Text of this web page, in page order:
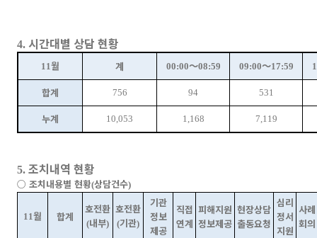
4. 시간대별 상담 현황
11월 계 00:00～08:59 09:00～17:59
합계 756 94 531
누계 10,053 1,168 7,119
5. 조치내역 현황
○ 조치내용별 현황(상담건수)
11월 합계
호전환
(내부)
호전환
(기관)
기관
정보
제공
직접
연계
피해지원
정보제공
현장상담
출동요청
심리
정서
지원
사례
회의